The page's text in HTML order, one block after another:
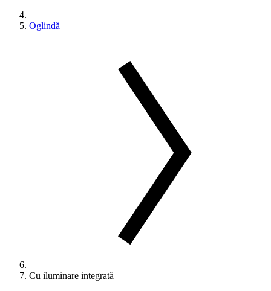
Oglindă
Cu iluminare integrată